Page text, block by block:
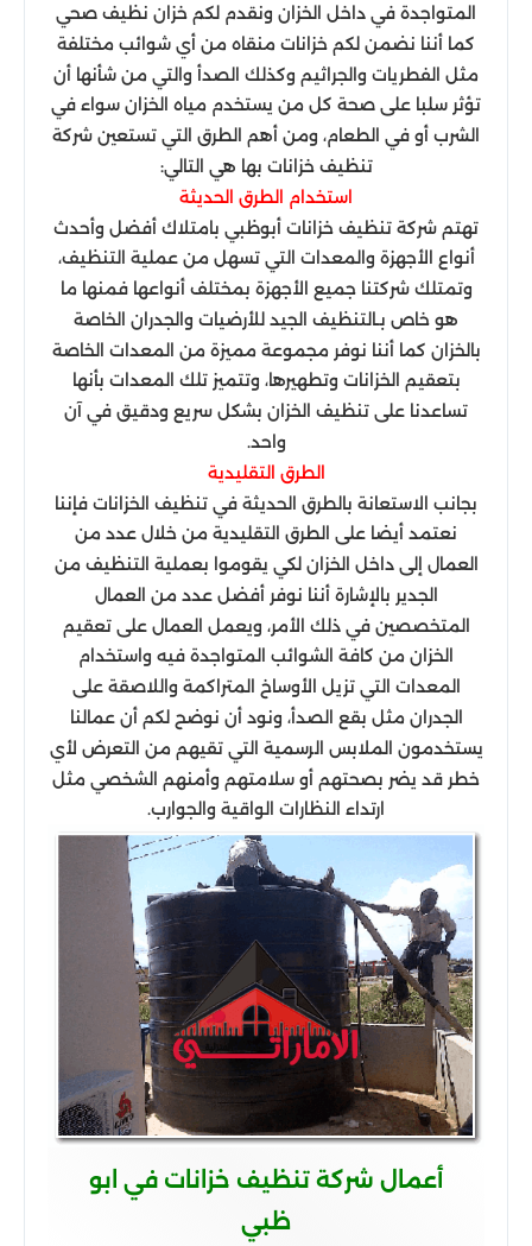
المتواجدة في داخل الخزان ونقدم لكم خزان نظيف صحي
كما أننا نضمن لكم خزانات منقاه من أي شوائب مختلفة
مثل الفطريات والجراثيم وكذلك الصدأ والتي من شأنها أن
تؤثر سلبا على صحة كل من يستخدم مياه الخزان سواء في
الشرب أو في الطعام، ومن أهم الطرق التي تستعين شركة
تنظيف خزانات بها هي التالي:
استخدام الطرق الحديثة
تهتم شركة تنظيف خزانات أبوظبي بامتلاك أفضل وأحدث
أنواع الأجهزة والمعدات التي تسهل من عملية التنظيف،
وتمتلك شركتنا جميع الأجهزة بمختلف أنواعها فمنها ما
هو خاص بـالتنظيف الجيد للأرضيات والجدران الخاصة
بالخزان كما أننا نوفر مجموعة مميزة من المعدات الخاصة
بتعقيم الخزانات وتطهيرها، وتتميز تلك المعدات بأنها
تساعدنا على تنظيف الخزان بشكل سريع ودقيق في آن
واحد.
الطرق التقليدية
بجانب الاستعانة بالطرق الحديثة في تنظيف الخزانات فإننا
نعتمد أيضا على الطرق التقليدية من خلال عدد من
العمال إلى داخل الخزان لكي يقوموا بعملية التنظيف من
الجدير بالإشارة أننا نوفر أفضل عدد من العمال
المتخصصين في ذلك الأمر، ويعمل العمال على تعقيم
الخزان من كافة الشوائب المتواجدة فيه واستخدام
المعدات التي تزيل الأوساخ المتراكمة واللاصقة على
الجدران مثل بقع الصدأ، ونود أن نوضح لكم أن عمالنا
يستخدمون الملابس الرسمية التي تقيهم من التعرض لأي
خطر قد يضر بصحتهم أو سلامتهم وأمنهم الشخصي مثل
ارتداء النظارات الواقية والجوارب.
أعمال شركة تنظيف خزانات في ابو
ظبي